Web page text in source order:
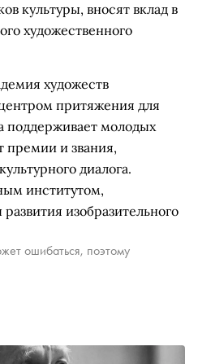
культуры, вносят вклад в
художественного
художеств
притяжения для
поддерживает молодых
премии и звания,
диалога.
институтом,
изобразительного
ошибаться, поэтому